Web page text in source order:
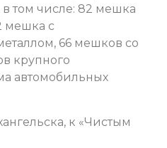
том числе: 82 мешка
мешка с
66 мешков со
крупного
автомобильных
к «Чистым